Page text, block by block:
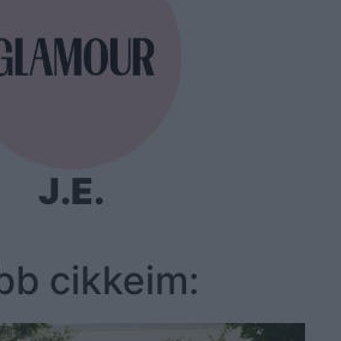
J.E.
cikkeim: